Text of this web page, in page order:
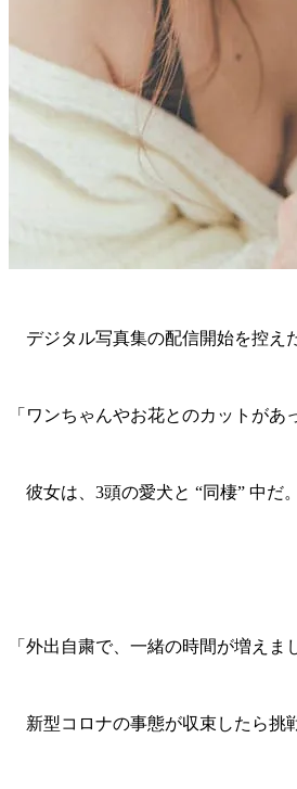
デジタル写真集の配信開始を控え
「ワンちゃんやお花とのカットが
彼女は、3頭の愛犬と “同棲” 中だ。
「外出自粛で、一緒の時間が増え
新型コロナの事態が収束したら挑